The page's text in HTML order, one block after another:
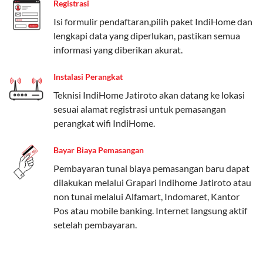
Paket Easy cocok untuk kebutuhan dasar, Paket
Complete untuk yang menginginkan fitur lengkap,
dan Paket Dynamic IP untuk pengguna yang
memprioritaskan kecepatan internet tinggi.
Paket Telkomsel One dengan Kuota Keluarga
Salah satu fitur unggulan Telkomsel One adalah Paket
Kuota Keluarga. Dengan kuota hingga 30 GB, Anda
bisa membagikan internet kepada anggota keluarga
atau teman tanpa perlu khawatir kehabisan kuota.
Berikut adalah detailnya:
Kuota Keluarga 30 GB
Kuota ini dapat digunakan secara bersama-sama oleh
Admin (pelanggan utama) dan anggota yang terdaftar.
Registrasi
Isi formulir pendaftaran,pilih paket IndiHome dan
lengkapi data yang diperlukan, pastikan semua
informasi yang diberikan akurat.
Instalasi Perangkat
Teknisi IndiHome Jatiroto akan datang ke lokasi
sesuai alamat registrasi untuk pemasangan
perangkat wifi IndiHome.
Bayar Biaya Pemasangan
Pembayaran tunai biaya pemasangan baru dapat
dilakukan melalui Grapari Indihome Jatiroto atau
non tunai melalui Alfamart, Indomaret, Kantor
Pos atau mobile banking. Internet langsung aktif
setelah pembayaran.